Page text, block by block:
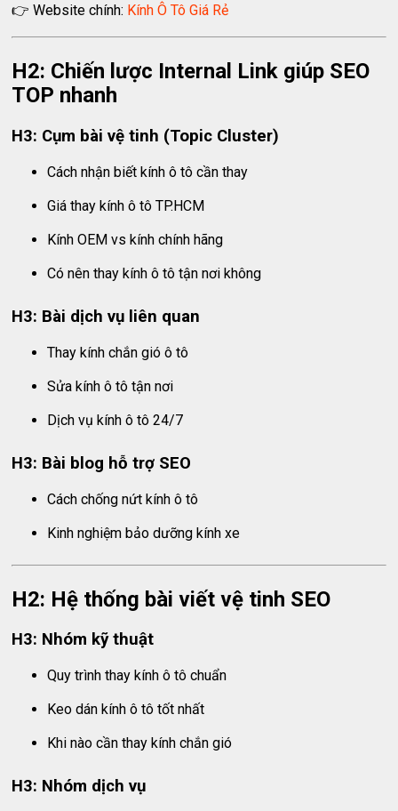
👉 Website chính: Kính Ô Tô Giá Rẻ
H2: Chiến lược Internal Link giúp SEO
TOP nhanh
H3: Cụm bài vệ tinh (Topic Cluster)
Cách nhận biết kính ô tô cần thay
Giá thay kính ô tô TP.HCM
Kính OEM vs kính chính hãng
Có nên thay kính ô tô tận nơi không
H3: Bài dịch vụ liên quan
Thay kính chắn gió ô tô
Sửa kính ô tô tận nơi
Dịch vụ kính ô tô 24/7
H3: Bài blog hỗ trợ SEO
Cách chống nứt kính ô tô
Kinh nghiệm bảo dưỡng kính xe
H2: Hệ thống bài viết vệ tinh SEO
H3: Nhóm kỹ thuật
Quy trình thay kính ô tô chuẩn
Keo dán kính ô tô tốt nhất
Khi nào cần thay kính chắn gió
H3: Nhóm dịch vụ